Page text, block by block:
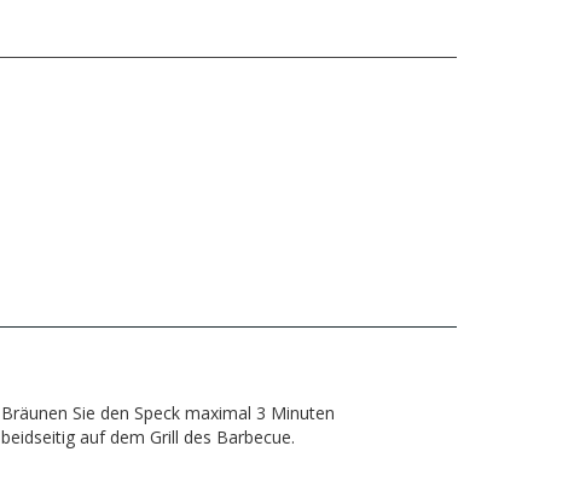
Bräunen Sie den Speck maximal 3 Minuten
beidseitig auf dem Grill des Barbecue.